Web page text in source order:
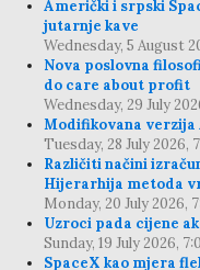
Američki i srpski
jutarnje kave
Wednesday, 5 August
Nova poslovna
do care about profit
Wednesday, 29 July
Modifikovana verzija
Tuesday, 28 July 2026,
Različiti načini
Hijerarhija metoda
Monday, 20 July 2026,
Uzroci pada cijene
Sunday, 19 July 2026,
SpaceX kao mjera